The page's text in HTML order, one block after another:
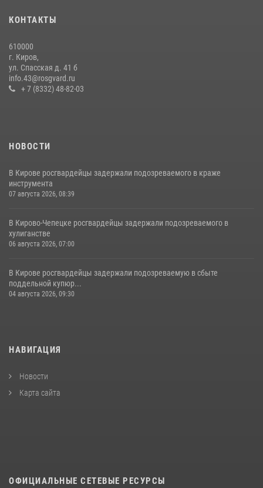
КОНТАКТЫ
610000
г. Киров,
ул. Спасская д. 41 б
info.43@rosgvard.ru
+ 7 (8332) 48-82-03
НОВОСТИ
В Кирове росгвардейцы задержали подозреваемого в краже
инструмента
07 августа 2026, 08:39
В Кирово-Чепецке росгвардейцы задержали подозреваемого в
хулиганстве
06 августа 2026, 07:00
В Кирове росгвардейцы задержали подозреваемую в сбыте
поддельной купюр...
04 августа 2026, 09:30
НАВИГАЦИЯ
Новости
Карта сайта
ОФИЦИАЛЬНЫЕ СЕТЕВЫЕ РЕСУРСЫ